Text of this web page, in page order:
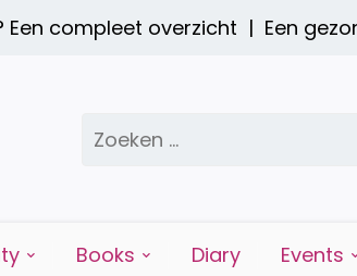
compleet overzicht | Een
Zoeken
naar:
Books Diary Events